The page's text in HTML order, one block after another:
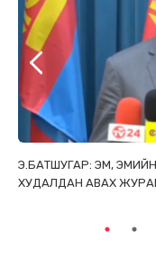
Э.БАТШУГАР: ЭМ,
ХУДАЛДАН АВАХ